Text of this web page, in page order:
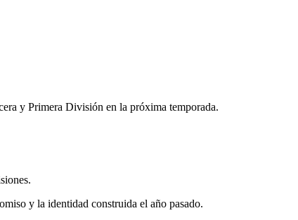
y Primera División en la próxima temporada.
y la identidad construida el año pasado.